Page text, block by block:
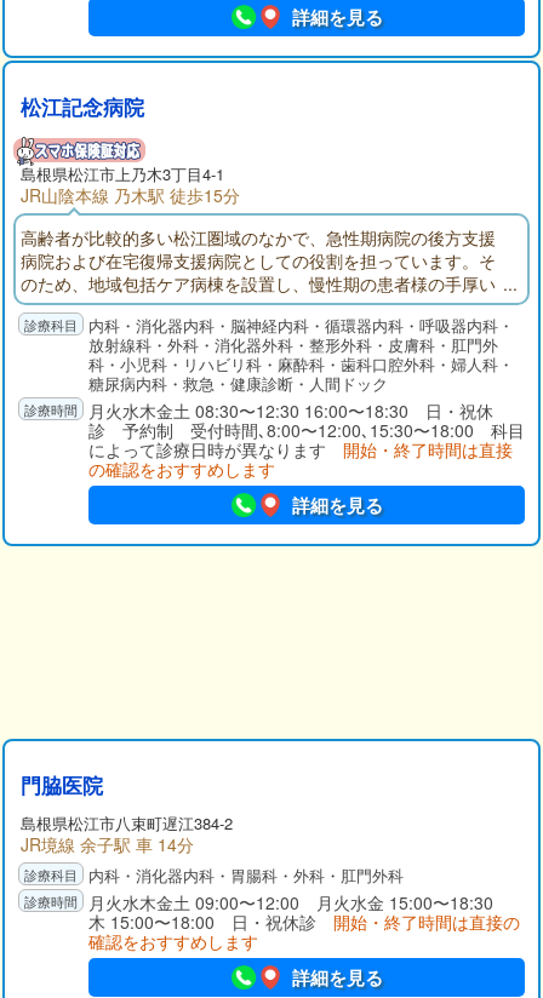
詳細を見る
松江記念病院
島根県松江市上乃木3丁目4-1
JR山陰本線 乃木駅 徒歩15分
高齢者が比較的多い松江圏域のなかで、急性期病院の後方支援
病院および在宅復帰支援病院としての役割を担っています。そ
のため、地域包括ケア病棟を設置し、慢性期の患者様の手厚い
リハビリテーションを行っています。また、終活緩和ケア委員
会の設置、対象患者様の定期的なラウンド等、終末期医療(end o
f life care)に注力しています。
内科・消化器内科・脳神経内科・循環器内科・呼吸器内科・
放射線科・外科・消化器外科・整形外科・皮膚科・肛門外
科・小児科・リハビリ科・麻酔科・歯科口腔外科・婦人科・
糖尿病内科・救急・健康診断・人間ドック
月火水木金土 08:30〜12:30 16:00〜18:30 日・祝休
診 予約制 受付時間､8:00〜12:00､15:30〜18:00 科目
によって診療日時が異なります 開始・終了時間は直接
の確認をおすすめします
詳細を見る
門脇医院
島根県松江市八束町遅江384-2
JR境線 余子駅 車 14分
内科・消化器内科・胃腸科・外科・肛門外科
月火水木金土 09:00〜12:00 月火水金 15:00〜18:30
木 15:00〜18:00 日・祝休診 開始・終了時間は直接の
確認をおすすめします
詳細を見る